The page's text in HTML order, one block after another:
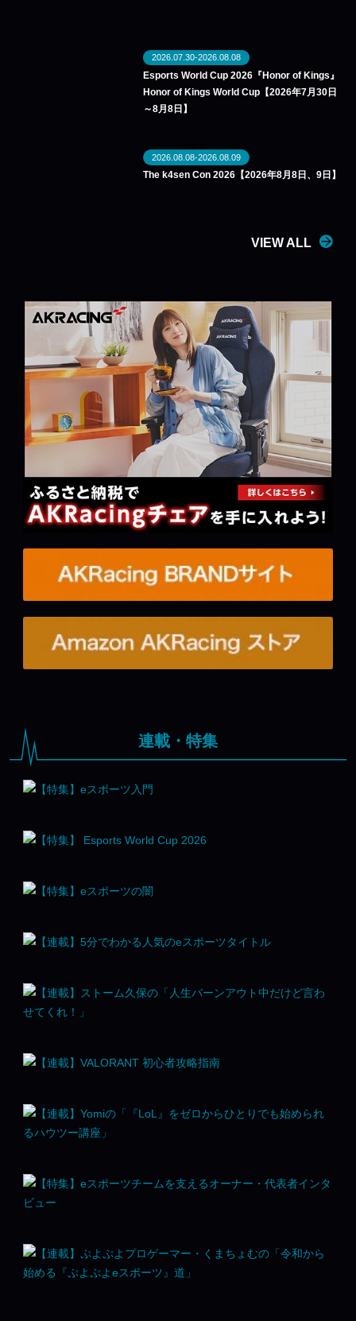
2026.07.30-2026.08.08
Esports World Cup 2026『Honor of Kings』
Honor of Kings World Cup【2026年7月30日
～8月8日】
2026.08.08-2026.08.09
The k4sen Con 2026【2026年8月8日、9日】
VIEW ALL
連載・特集